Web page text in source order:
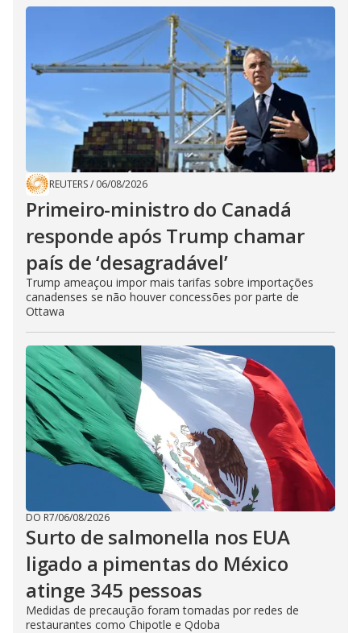
REUTERS/ 06/08/2026
Primeiro-ministro do Canadá
responde após Trump chamar
país de ‘desagradável’
Trump ameaçou impor mais tarifas sobre importações
canadenses se não houver concessões por parte de
Ottawa
DO R7/06/08/2026
Surto de salmonella nos EUA
ligado a pimentas do México
atinge 345 pessoas
Medidas de precaução foram tomadas por redes de
restaurantes como Chipotle e Qdoba